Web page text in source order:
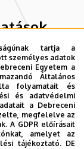
Egyetem
tartja a
személyes adatok
Egyetem a
Általános
folyamatait és
és adatvédelmi
a Debreceni
megfelelve az
A GDPR előírásait
amelyet az
tájékoztató. DE